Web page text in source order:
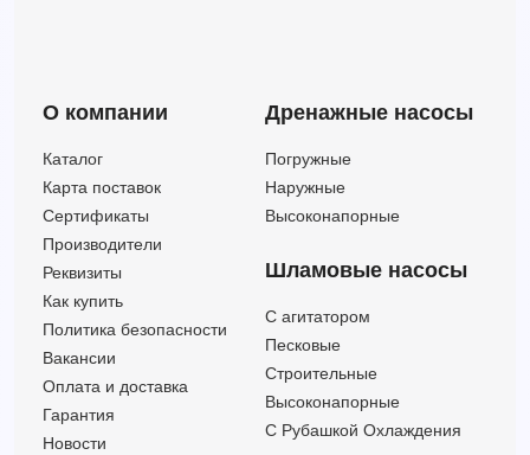
О компании
Каталог
Карта поставок
Сертификаты
Производители
Реквизиты
Как купить
Политика безопасности
Вакансии
Оплата и доставка
Гарантия
Новости
Дренажные насосы
Погружные
Наружные
Высоконапорные
Шламовые насосы
C агитатором
Песковые
Строительные
Высоконапорные
С Рубашкой Охлаждения